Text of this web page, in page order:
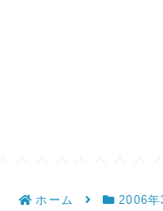
ホーム 2006年